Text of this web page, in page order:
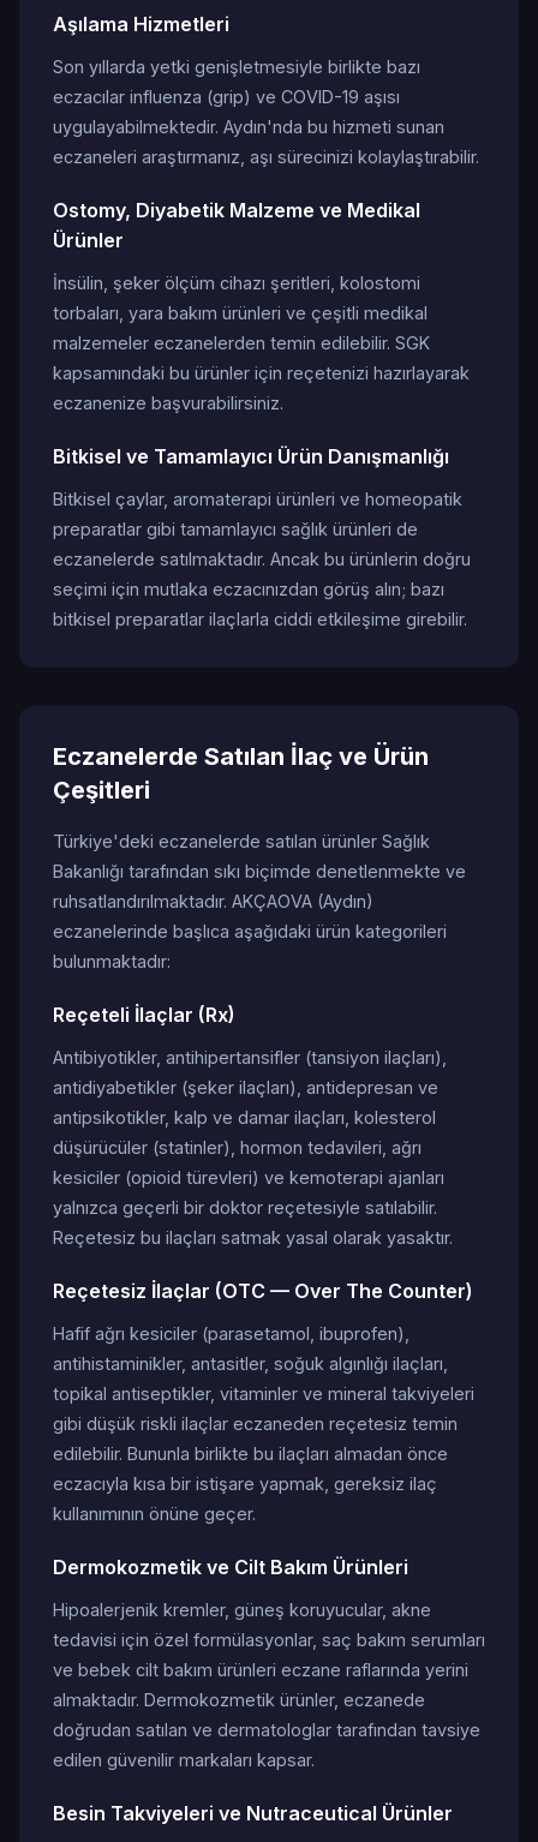
Aşılama Hizmetleri
Son yıllarda yetki genişletmesiyle birlikte bazı
eczacılar influenza (grip) ve COVID-19 aşısı
uygulayabilmektedir. Aydın'nda bu hizmeti sunan
eczaneleri araştırmanız, aşı sürecinizi kolaylaştırabilir.
Ostomy, Diyabetik Malzeme ve Medikal
Ürünler
İnsülin, şeker ölçüm cihazı şeritleri, kolostomi
torbaları, yara bakım ürünleri ve çeşitli medikal
malzemeler eczanelerden temin edilebilir. SGK
kapsamındaki bu ürünler için reçetenizi hazırlayarak
eczanenize başvurabilirsiniz.
Bitkisel ve Tamamlayıcı Ürün Danışmanlığı
Bitkisel çaylar, aromaterapi ürünleri ve homeopatik
preparatlar gibi tamamlayıcı sağlık ürünleri de
eczanelerde satılmaktadır. Ancak bu ürünlerin doğru
seçimi için mutlaka eczacınızdan görüş alın; bazı
bitkisel preparatlar ilaçlarla ciddi etkileşime girebilir.
Eczanelerde Satılan İlaç ve Ürün
Çeşitleri
Türkiye'deki eczanelerde satılan ürünler Sağlık
Bakanlığı tarafından sıkı biçimde denetlenmekte ve
ruhsatlandırılmaktadır. AKÇAOVA (Aydın)
eczanelerinde başlıca aşağıdaki ürün kategorileri
bulunmaktadır:
Reçeteli İlaçlar (Rx)
Antibiyotikler, antihipertansifler (tansiyon ilaçları),
antidiyabetikler (şeker ilaçları), antidepresan ve
antipsikotikler, kalp ve damar ilaçları, kolesterol
düşürücüler (statinler), hormon tedavileri, ağrı
kesiciler (opioid türevleri) ve kemoterapi ajanları
yalnızca geçerli bir doktor reçetesiyle satılabilir.
Reçetesiz bu ilaçları satmak yasal olarak yasaktır.
Reçetesiz İlaçlar (OTC — Over The Counter)
Hafif ağrı kesiciler (parasetamol, ibuprofen),
antihistaminikler, antasitler, soğuk algınlığı ilaçları,
topikal antiseptikler, vitaminler ve mineral takviyeleri
gibi düşük riskli ilaçlar eczaneden reçetesiz temin
edilebilir. Bununla birlikte bu ilaçları almadan önce
eczacıyla kısa bir istişare yapmak, gereksiz ilaç
kullanımının önüne geçer.
Dermokozmetik ve Cilt Bakım Ürünleri
Hipoalerjenik kremler, güneş koruyucular, akne
tedavisi için özel formülasyonlar, saç bakım serumları
ve bebek cilt bakım ürünleri eczane raflarında yerini
almaktadır. Dermokozmetik ürünler, eczanede
doğrudan satılan ve dermatologlar tarafından tavsiye
edilen güvenilir markaları kapsar.
Besin Takviyeleri ve Nutraceutical Ürünler